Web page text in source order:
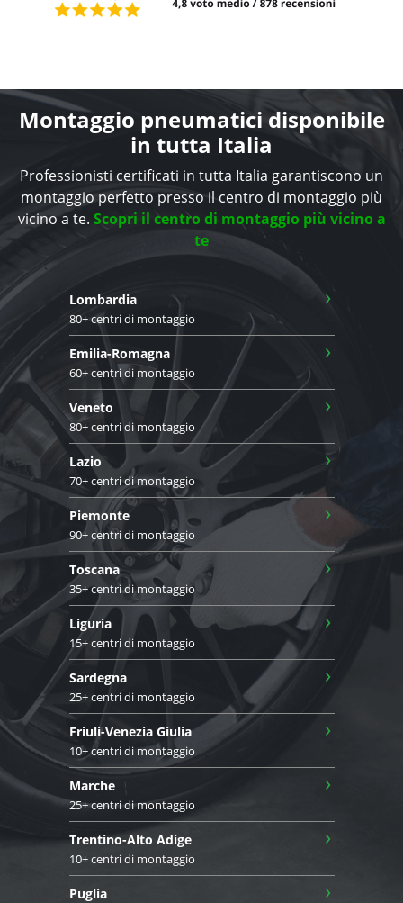
Montaggio pneumatici disponibile
in tutta Italia
Professionisti certificati in tutta Italia garantiscono un
montaggio perfetto presso il centro di montaggio più
vicino a te. Scopri il centro di montaggio più vicino a
te
Lombardia
80+ centri di montaggio
›
Emilia-Romagna
60+ centri di montaggio
›
Veneto
80+ centri di montaggio
›
Lazio
70+ centri di montaggio
›
Piemonte
90+ centri di montaggio
›
Toscana
35+ centri di montaggio
›
Liguria
15+ centri di montaggio
›
Sardegna
25+ centri di montaggio
›
Friuli-Venezia Giulia
10+ centri di montaggio
›
Marche
25+ centri di montaggio
›
Trentino-Alto Adige
10+ centri di montaggio
›
Puglia ›